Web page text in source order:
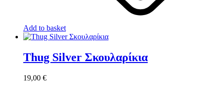
Add to basket
Thug Silver Σκουλαρίκια
19,00 €